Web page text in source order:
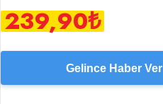
239,90₺
Gelince Haber Ver